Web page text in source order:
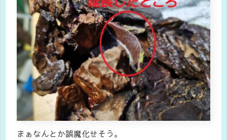
まぁなんとか誤魔化せそう。